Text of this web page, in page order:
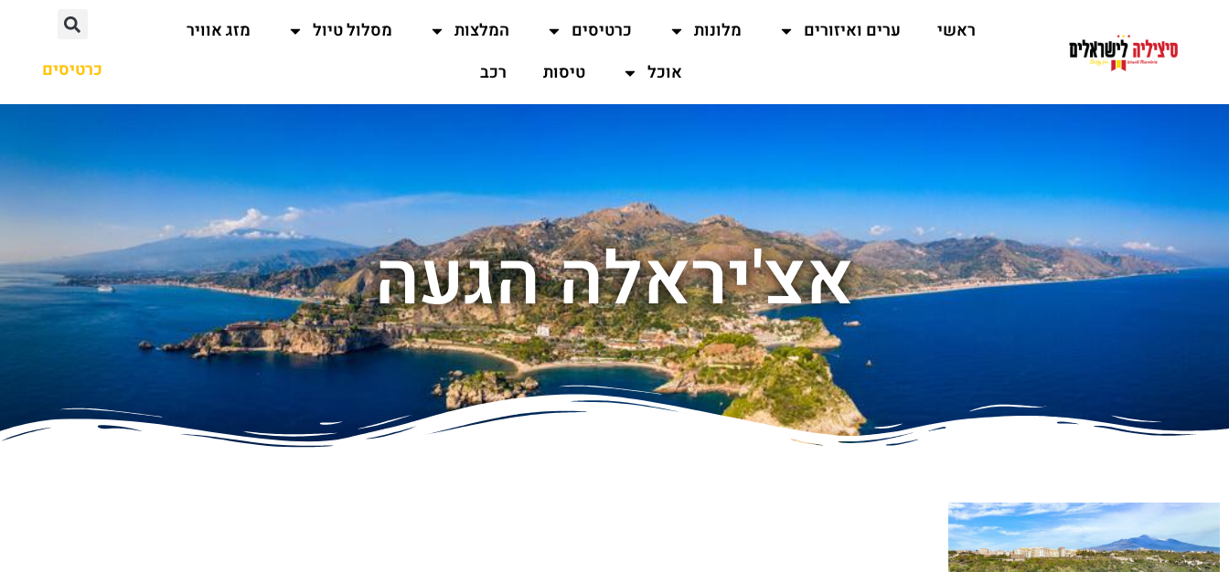
ראשי ערים ואיזורים מלונות כרטיסים המלצות מסלול טיול
מזג אוויר
אוכל
טיסות רכב כרטיסים
אצ'יראלה הגעה